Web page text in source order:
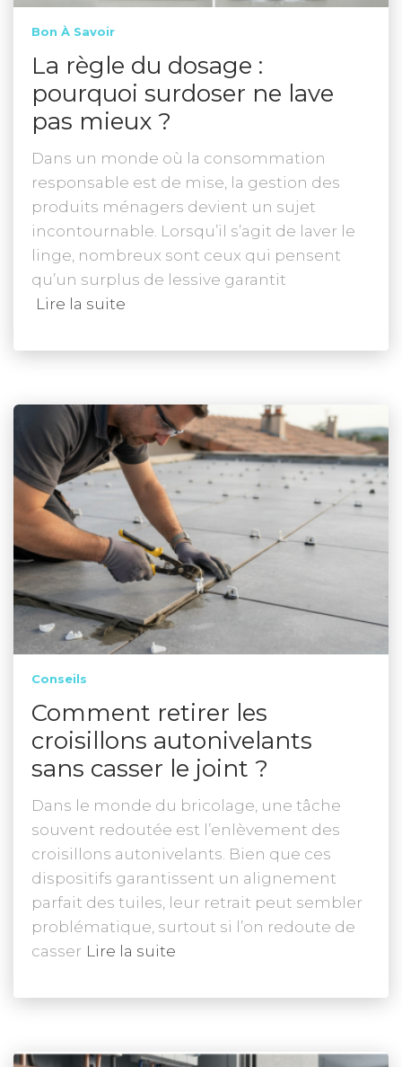
Bon À Savoir
La règle du dosage :
pourquoi surdoser ne lave
pas mieux ?
Dans un monde où la consommation
responsable est de mise, la gestion des
produits ménagers devient un sujet
incontournable. Lorsqu’il s’agit de laver le
linge, nombreux sont ceux qui pensent
qu’un surplus de lessive garantit
Lire la suite
Conseils
Comment retirer les
croisillons autonivelants
sans casser le joint ?
Dans le monde du bricolage, une tâche
souvent redoutée est l’enlèvement des
croisillons autonivelants. Bien que ces
dispositifs garantissent un alignement
parfait des tuiles, leur retrait peut sembler
problématique, surtout si l’on redoute de
casser Lire la suite